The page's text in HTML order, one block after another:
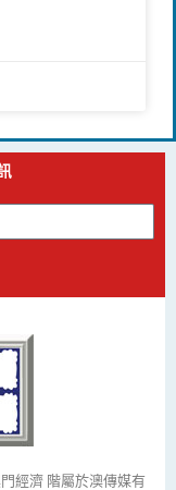
經濟 階屬於澳傳媒有